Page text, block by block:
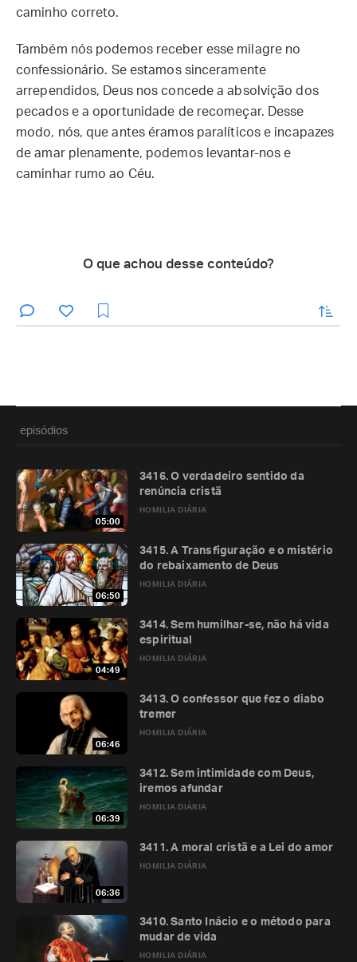
caminho correto.
Também nós podemos receber esse milagre no
confessionário. Se estamos sinceramente
arrependidos, Deus nos concede a absolvição dos
pecados e a oportunidade de recomeçar. Desse
modo, nós, que antes éramos paralíticos e incapazes
de amar plenamente, podemos levantar-nos e
caminhar rumo ao Céu.
O que achou desse conteúdo?
enviar
episódios
05:00
HOMILIA DIÁRIA
3416. O verdadeiro sentido da
renúncia cristã
06:50
HOMILIA DIÁRIA
3415. A Transfiguração e o mistério
do rebaixamento de Deus
04:49
HOMILIA DIÁRIA
3414. Sem humilhar-se, não há vida
espiritual
06:46
HOMILIA DIÁRIA
3413. O confessor que fez o diabo
tremer
06:39
HOMILIA DIÁRIA
3412. Sem intimidade com Deus,
iremos afundar
06:36
HOMILIA DIÁRIA
3411. A moral cristã e a Lei do amor
HOMILIA DIÁRIA
3410. Santo Inácio e o método para
mudar de vida